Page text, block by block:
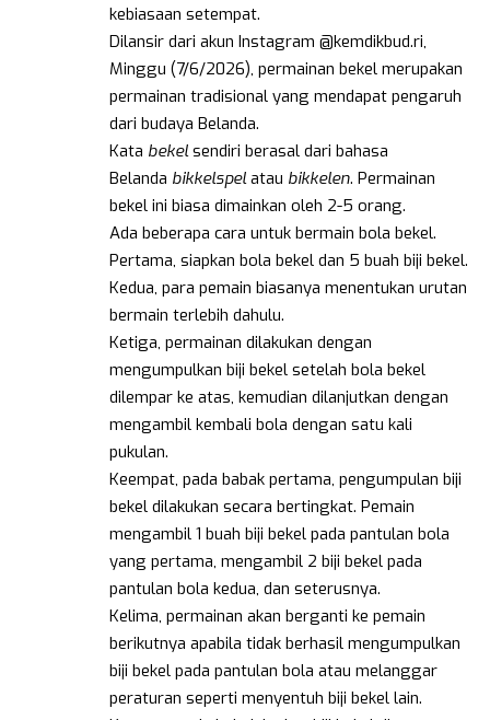
kebiasaan setempat.
Dilansir dari akun Instagram @kemdikbud.ri,
Minggu (7/6/2026), permainan bekel merupakan
permainan tradisional yang mendapat pengaruh
dari budaya Belanda.
Kata bekelsendiri berasal dari bahasa
Belanda bikkelspelatau bikkelen. Permainan
bekel ini biasa dimainkan oleh 2-5 orang.
Ada beberapa cara untuk bermain bola bekel.
Pertama, siapkan bola bekel dan 5 buah biji bekel.
Kedua, para pemain biasanya menentukan urutan
bermain terlebih dahulu.
Ketiga, permainan dilakukan dengan
mengumpulkan biji bekel setelah bola bekel
dilempar ke atas, kemudian dilanjutkan dengan
mengambil kembali bola dengan satu kali
pukulan.
Keempat, pada babak pertama, pengumpulan biji
bekel dilakukan secara bertingkat. Pemain
mengambil 1 buah biji bekel pada pantulan bola
yang pertama, mengambil 2 biji bekel pada
pantulan bola kedua, dan seterusnya.
Kelima, permainan akan berganti ke pemain
berikutnya apabila tidak berhasil mengumpulkan
biji bekel pada pantulan bola atau melanggar
peraturan seperti menyentuh biji bekel lain.